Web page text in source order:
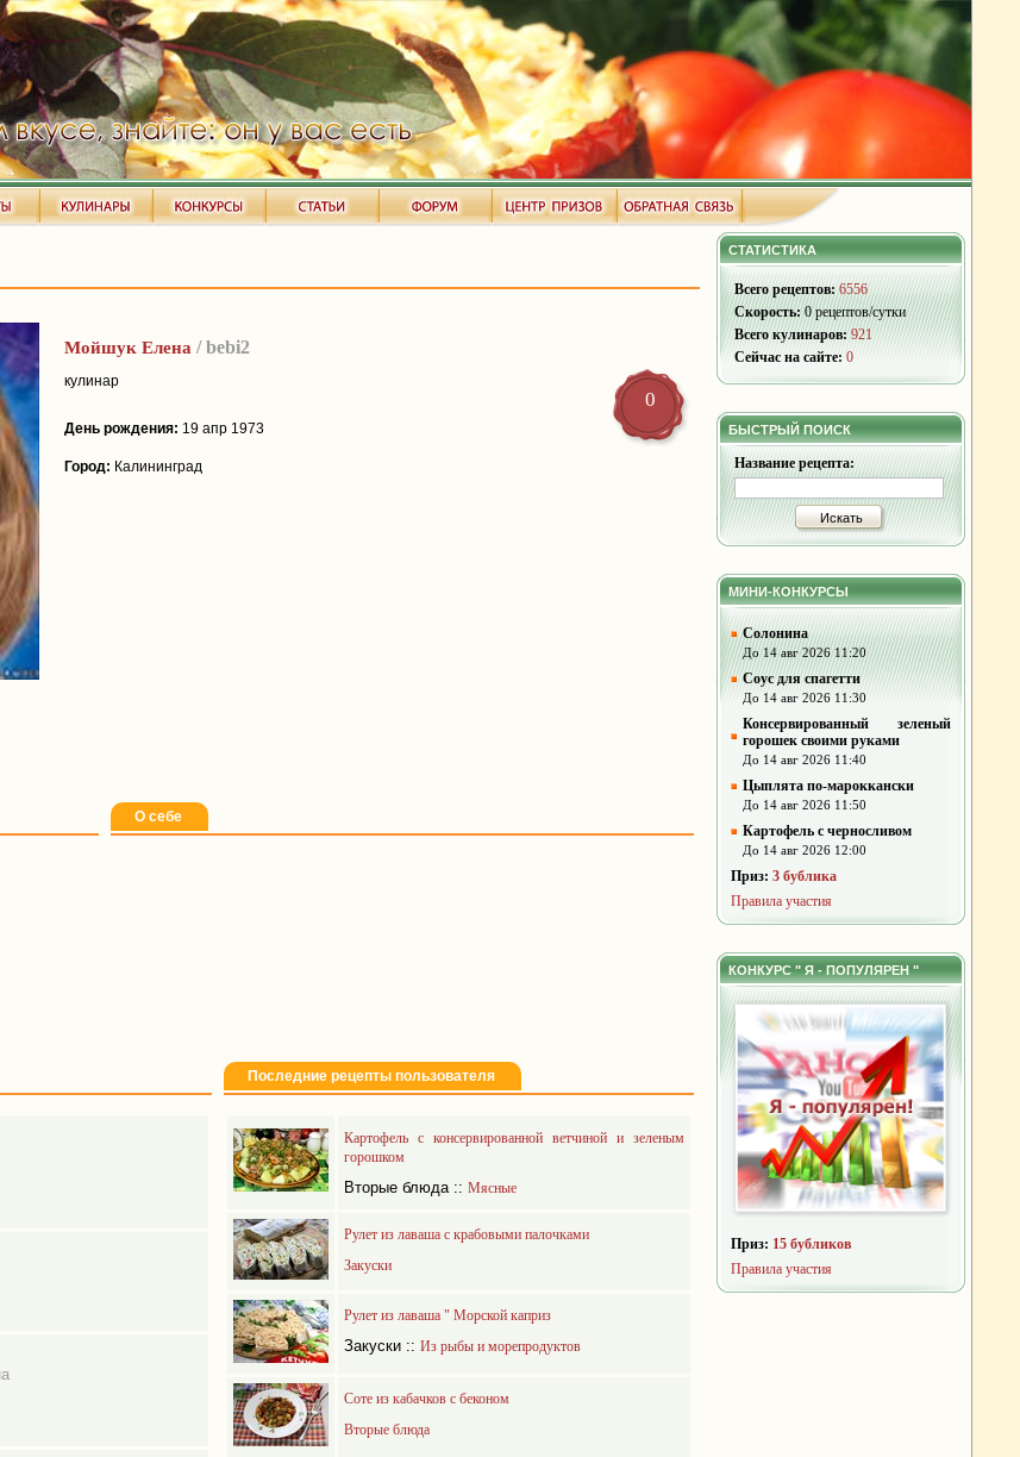
Мойшук Елена / bebi2
0
кулинар
День рождения: 19 апр 1973
Город: Калининград
О себе
Последние рецепты пользователя
Картофель с консервированной ветчиной и зеленым
горошком
Вторые блюда:: Мясные
Рулет из лаваша с крабовыми палочками
Закуски
Рулет из лаваша " Морской каприз
Закуски :: Из рыбы и морепродуктов
Соте из кабачков с беконом
Вторые блюда
СТАТИСТИКА
Всего рецептов: 6556
Скорость:0 рецептов/сутки
Всего кулинаров: 921
Сейчас на сайте: 0
БЫСТРЫЙ ПОИСК
Название рецепта:
Искать
МИНИ-КОНКУРСЫ
Солонина
До 14 авг 2026 11:20
Соус для спагетти
До 14 авг 2026 11:30
Консервированный зеленый
горошек своими руками
До 14 авг 2026 11:40
Цыплята по-мароккански
До 14 авг 2026 11:50
Картофель с черносливом
До 14 авг 2026 12:00
Приз: 3 бублика
Правила участия
КОНКУРС " Я - ПОПУЛЯРЕН "
Приз: 15 бубликов
Правила участия